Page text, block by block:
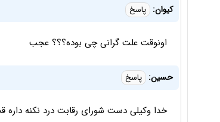
کیوان: پاسخ
اونوقت علت گرانی چی بوده؟؟؟ عجب
حسین: پاسخ
خدا وکیلی دست شورای رقابت درد نکنه